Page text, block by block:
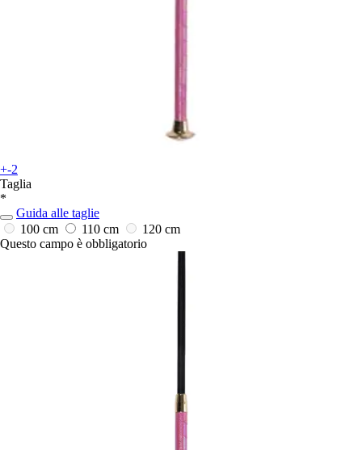
+-2
Taglia
*
Guida alle taglie
100 cm
110 cm
120 cm
Questo campo è obbligatorio